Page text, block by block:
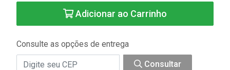
Adicionar ao Carrinho
Consulte as opções de entrega
Consultar